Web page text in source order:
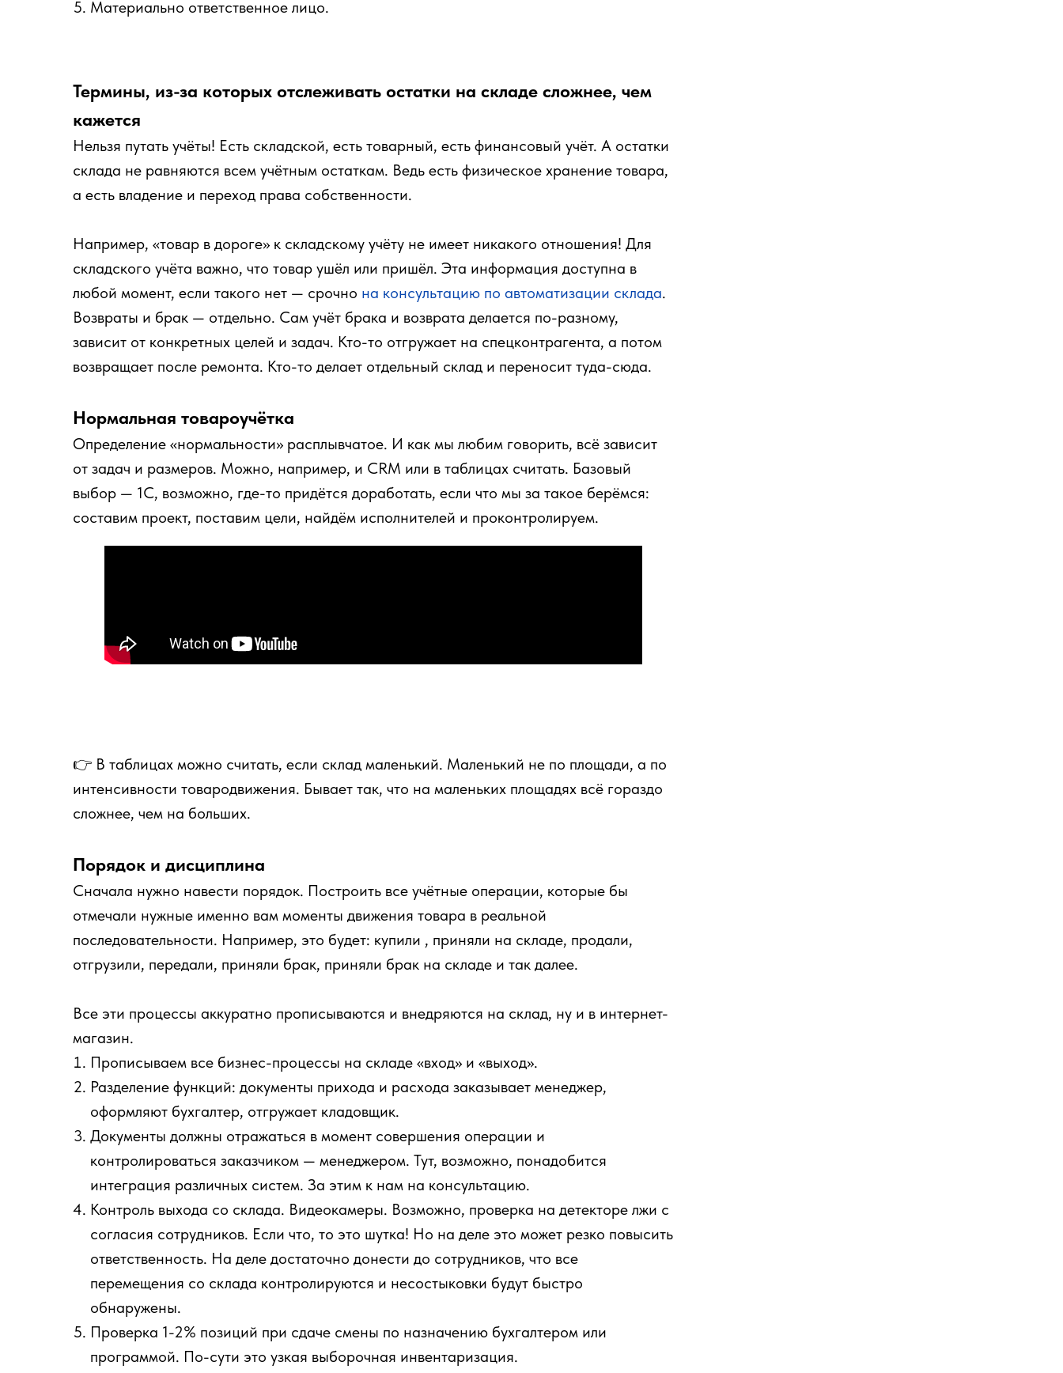
Материально ответственное лицо.
Термины, из-за которых отслеживать остатки на складе сложнее, чем
кажется
Нельзя путать учёты! Есть складской, есть товарный, есть финансовый учёт. А остатки
склада не равняются всем учётным остаткам. Ведь есть физическое хранение товара,
а есть владение и переход права собственности.
Например, «товар в дороге» к складскому учёту не имеет никакого отношения! Для
складского учёта важно, что товар ушёл или пришёл. Эта информация доступна в
любой момент, если такого нет — срочно на консультацию по автоматизации склада.
Возвраты и брак — отдельно. Сам учёт брака и возврата делается по-разному,
зависит от конкретных целей и задач. Кто-то отгружает на спецконтрагента, а потом
возвращает после ремонта. Кто-то делает отдельный склад и переносит туда-сюда.
Нормальная товароучётка
Определение «нормальности» расплывчатое. И как мы любим говорить, всё зависит
от задач и размеров. Можно, например, и CRM или в таблицах считать. Базовый
выбор — 1С, возможно, где-то придётся доработать, если что мы за такое берёмся:
составим проект, поставим цели, найдём исполнителей и проконтролируем.
👉 В таблицах можно считать, если склад маленький. Маленький не по площади, а по
интенсивности товародвижения. Бывает так, что на маленьких площадях всё гораздо
сложнее, чем на больших.
Порядок и дисциплина
Сначала нужно навести порядок. Построить все учётные операции, которые бы
отмечали нужные именно вам моменты движения товара в реальной
последовательности. Например, это будет: купили , приняли на складе, продали,
отгрузили, передали, приняли брак, приняли брак на складе и так далее.
Все эти процессы аккуратно прописываются и внедряются на склад, ну и в интернет-
магазин.
Прописываем все бизнес-процессы на складе «вход» и «выход».
Разделение функций: документы прихода и расхода заказывает менеджер,
оформляют бухгалтер, отгружает кладовщик.
Документы должны отражаться в момент совершения операции и
контролироваться заказчиком — менеджером. Тут, возможно, понадобится
интеграция различных систем. За этим к нам на консультацию.
Контроль выхода со склада. Видеокамеры. Возможно, проверка на детекторе лжи с
согласия сотрудников. Если что, то это шутка! Но на деле это может резко повысить
ответственность. На деле достаточно донести до сотрудников, что все
перемещения со склада контролируются и несостыковки будут быстро
обнаружены.
Проверка 1-2% позиций при сдаче смены по назначению бухгалтером или
программой. По-сути это узкая выборочная инвентаризация.